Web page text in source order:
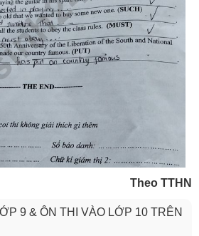
Theo TTHN
9 & ÔN THI VÀO LỚP 10 TRÊN